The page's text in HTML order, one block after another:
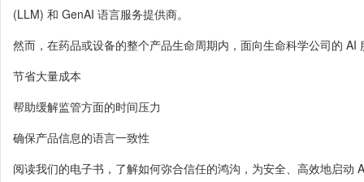
(LLM) 和 GenAI 语言服务提供商。
然而，在药品或设备的整个产品生命周期内，面向生命科学公司的 AI
节省大量成本
帮助缓解监管方面的时间压力
确保产品信息的语言一致性
阅读我们的电子书，了解如何弥合信任的鸿沟，为安全、高效地启动